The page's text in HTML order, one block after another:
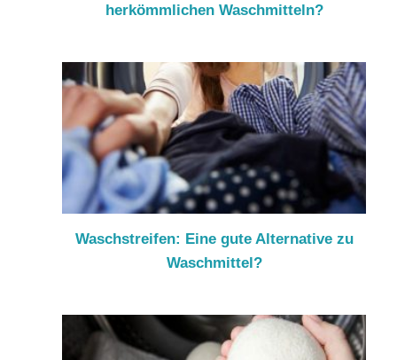
herkömmlichen Waschmitteln?
Waschstreifen: Eine gute Alternative zu
Waschmittel?